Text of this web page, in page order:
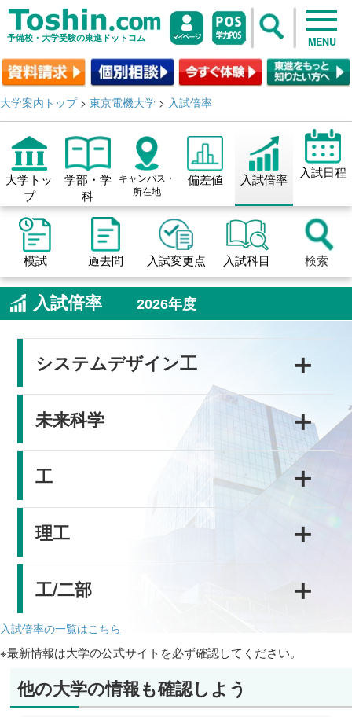
予備校・大学受験の東進ドットコム MENU
大学案内トップ> 東京電機大学 > 入試倍率
大学トッ
プ
学部・学
科
キャンパス・
所在地
偏差値 入試倍率 入試日程
模試 過去問 入試変更点 入試科目 検索
入試倍率 2026年度
システムデザイン工 ＋
未来科学 ＋
工 ＋
理工 ＋
工/二部 ＋
入試倍率の一覧はこちら
※最新情報は大学の公式サイトを必ず確認してください。
他の大学の情報も確認しよう